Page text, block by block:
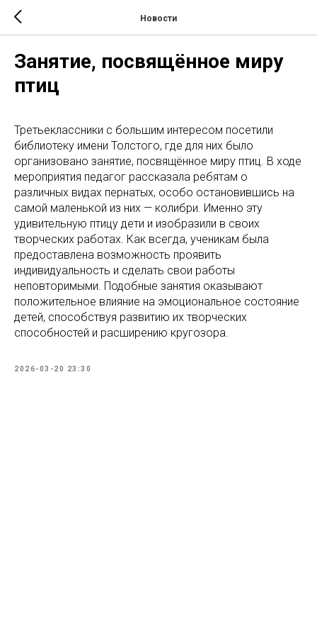
Новости
Занятие, посвящённое миру
птиц
Третьеклассники с большим интересом посетили
библиотеку имени Толстого, где для них было
организовано занятие, посвящённое миру птиц. В ходе
мероприятия педагог рассказала ребятам о
различных видах пернатых, особо остановившись на
самой маленькой из них — колибри. Именно эту
удивительную птицу дети и изобразили в своих
творческих работах. Как всегда, ученикам была
предоставлена возможность проявить
индивидуальность и сделать свои работы
неповторимыми. Подобные занятия оказывают
положительное влияние на эмоциональное состояние
детей, способствуя развитию их творческих
способностей и расширению кругозора.
2026-03-20 23:30